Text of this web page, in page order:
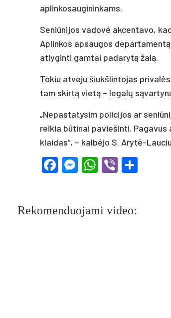
aplinkosaugininkams.
Seniūnijos vadovė akcentavo,
Aplinkos apsaugos
atlyginti gamtai padarytą žalą.
Tokiu atveju šiukšlintojas
tam skirtą vietą – legalų
„Nepastatysim policijos ar
reikia būtinai paviešinti.
klaidas“, – kalbėjo S. Arytė-
Facebook
Messenger
WhatsApp
Viber
Rekomenduojami video: